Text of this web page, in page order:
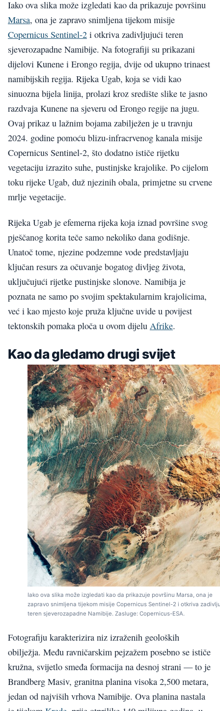
Iako ova slika može izgledati kao da prikazuje površinu
Marsa, ona je zapravo snimljena tijekom misije
Copernicus Sentinel-2 i otkriva zadivljujući teren
sjeverozapadne Namibije. Na fotografiji su prikazani
dijelovi Kunene i Erongo regija, dvije od ukupno trinaest
namibijskih regija. Rijeka Ugab, koja se vidi kao
sinuozna bijela linija, prolazi kroz središte slike te jasno
razdvaja Kunene na sjeveru od Erongo regije na jugu.
Ovaj prikaz u lažnim bojama zabilježen je u travnju
2024. godine pomoću blizu-infracrvenog kanala misije
Copernicus Sentinel-2, što dodatno ističe rijetku
vegetaciju izrazito suhe, pustinjske krajolike. Po cijelom
toku rijeke Ugab, duž njezinih obala, primjetne su crvene
mrlje vegetacije.
Rijeka Ugab je efemerna rijeka koja iznad površine svog
pješčanog korita teče samo nekoliko dana godišnje.
Unatoč tome, njezine podzemne vode predstavljaju
ključan resurs za očuvanje bogatog divljeg života,
uključujući rijetke pustinjske slonove. Namibija je
poznata ne samo po svojim spektakularnim krajolicima,
već i kao mjesto koje pruža ključne uvide u povijest
tektonskih pomaka ploča u ovom dijelu Afrike.
Kao da gledamo drugi svijet
Iako ova slika može izgledati kao da prikazuje površinu Marsa, ona je
zapravo snimljena tijekom misije Copernicus Sentinel-2 i otkriva
teren sjeverozapadne Namibije. Zasluge: Copernicus-ESA.
Fotografiju karakterizira niz izraženih geoloških
obilježja. Među ravničarskim pejzažem posebno se ističe
kružna, svijetlo smeđa formacija na desnoj strani — to je
Brandberg Masiv, granitna planina visoka 2,500 metara,
jedan od najviših vrhova Namibije. Ova planina nastala